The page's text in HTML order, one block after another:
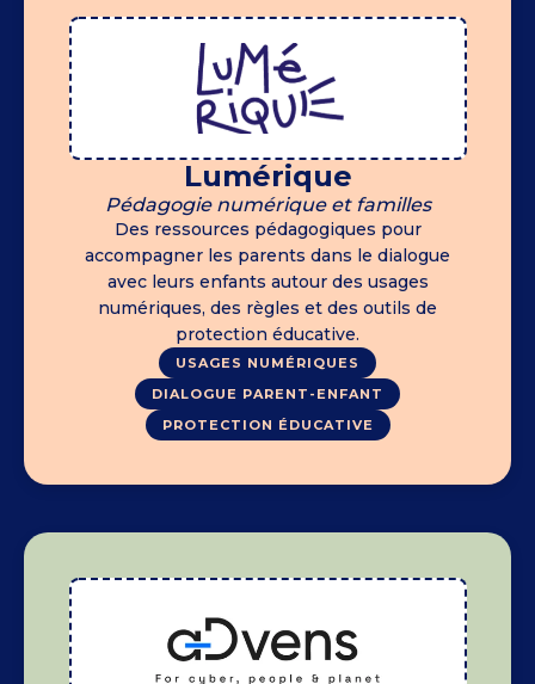
Lumérique
Pédagogie numérique et familles
Des ressources pédagogiques pour
accompagner les parents dans le dialogue
avec leurs enfants autour des usages
numériques, des règles et des outils de
protection éducative.
USAGES NUMÉRIQUES
DIALOGUE PARENT-ENFANT
PROTECTION ÉDUCATIVE